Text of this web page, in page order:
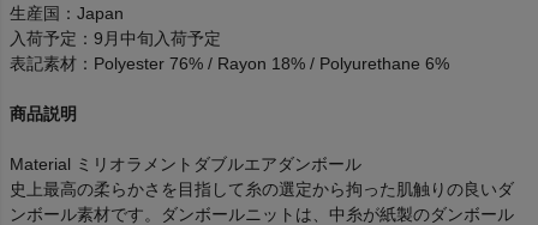
生産国：Japan
入荷予定：9月中旬入荷予定
表記素材：Polyester 76% / Rayon 18% / Polyurethane 6%
商品説明
Material ミリオラメントダブルエアダンボール
史上最高の柔らかさを目指して糸の選定から拘った肌触りの良いダ
ンボール素材です。ダンボールニットは、中糸が紙製のダンボール